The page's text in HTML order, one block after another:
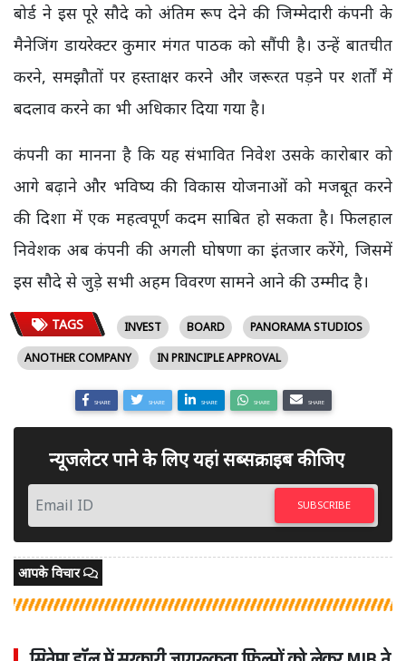
बोर्ड ने इस पूरे सौदे को अंतिम रूप देने की जिम्मेदारी कंपनी के
मैनेजिंग डायरेक्टर कुमार मंगत पाठक को सौंपी है। उन्हें बातचीत
करने, समझौतों पर हस्ताक्षर करने और जरूरत पड़ने पर शर्तों में
बदलाव करने का भी अधिकार दिया गया है।
कंपनी का मानना है कि यह संभावित निवेश उसके कारोबार को
आगे बढ़ाने और भविष्य की विकास योजनाओं को मजबूत करने
की दिशा में एक महत्वपूर्ण कदम साबित हो सकता है। फिलहाल
निवेशक अब कंपनी की अगली घोषणा का इंतजार करेंगे, जिसमें
इस सौदे से जुड़े सभी अहम विवरण सामने आने की उम्मीद है।
TAGS INVEST BOARD
PANORAMA STUDIOS
ANOTHER COMPANY
IN PRINCIPLE APPROVAL
SHARE SHARE SHARE SHARE SHARE
न्यूजलेटर पाने के लिए यहां सब्सक्राइब कीजिए
SUBSCRIBE
आपके विचार